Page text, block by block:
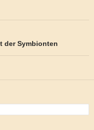
der Symbionten